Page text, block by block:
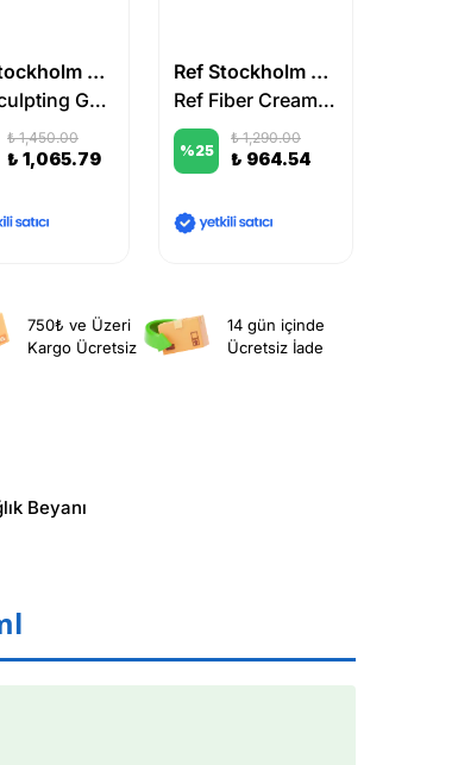
Ref Stockholm Sweden
Ref Sculpting Gel N°433 150 ml
₺ 1,450.00
₺ 1,065.79
Ref Stockholm Sweden
Ref Fiber Cream N°323 85 ml
%25
₺ 1,290.00
₺ 964.54
750₺ ve Üzeri
Kargo Ücretsiz
14 gün içinde
Ücretsiz İade
Beyanı